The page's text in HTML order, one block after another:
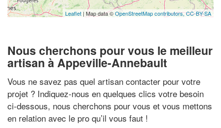
Leaflet | Map data ©OpenStreetMap contributors,CC-BY-SA
Nous cherchons pour vous le meilleur
artisan à Appeville-Annebault
Vous ne savez pas quel artisan contacter pour votre
projet ? Indiquez-nous en quelques clics votre besoin
ci-dessous, nous cherchons pour vous et vous mettons
en relation avec le pro qu’il vous faut !